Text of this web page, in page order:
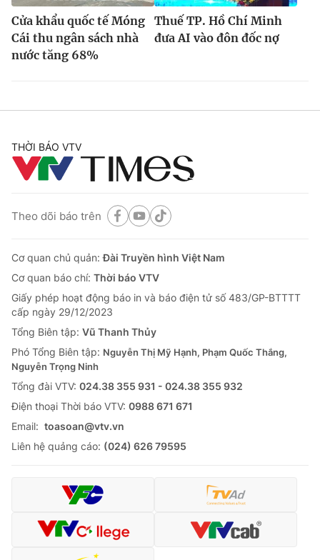
Cửa khẩu quốc tế Móng
Cái thu ngân sách nhà
nước tăng 68%
Thuế TP. Hồ Chí Minh
đưa AI vào đôn đốc nợ
THỜI BÁO VTV
Theo dõi báo trên
Cơ quan chủ quản:Đài Truyền hình Việt Nam
Cơ quan báo chí: Thời báo VTV
Giấy phép hoạt động báo in và báo điện tử số 483/GP-BTTTT
cấp ngày 29/12/2023
Tổng Biên tập: Vũ Thanh Thủy
Phó Tổng Biên tập: Nguyễn Thị Mỹ Hạnh, Phạm Quốc Thắng,
Nguyễn Trọng Ninh
Tổng đài VTV: 024.38 355 931 - 024.38 355 932
Ðiện thoại Thời báo VTV: 0988 671 671
Email: toasoan@vtv.vn
Liên hệ quảng cáo: (024) 626 79595